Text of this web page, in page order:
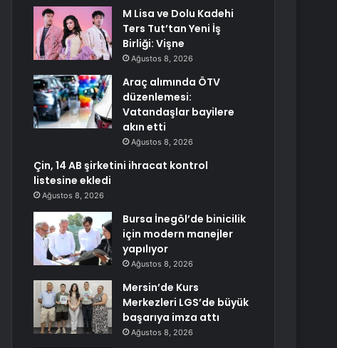
M Lisa ve Dolu Kadehi
Ters Tut’tan Yeni İş
Birliği: Vişne
Ağustos 8, 2026
Araç alımında ÖTV
düzenlemesi:
Vatandaşlar bayilere
akın etti
Ağustos 8, 2026
Çin, 14 AB şirketini ihracat kontrol
listesine ekledi
Ağustos 8, 2026
Bursa İnegöl’de binicilik
için modern manejler
yapılıyor
Ağustos 8, 2026
Mersin’de Kurs
Merkezleri LGS’de büyük
başarıya imza attı
Ağustos 8, 2026